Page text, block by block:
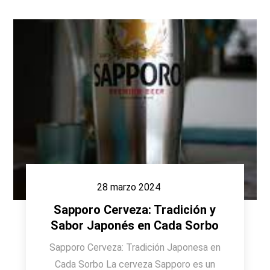
28 marzo 2024
Sapporo Cerveza: Tradición y
Sabor Japonés en Cada Sorbo
Sapporo Cerveza: Tradición Japonesa en
Cada Sorbo La cerveza Sapporo es un